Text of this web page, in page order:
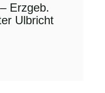
Erzgeb.
Ulbricht